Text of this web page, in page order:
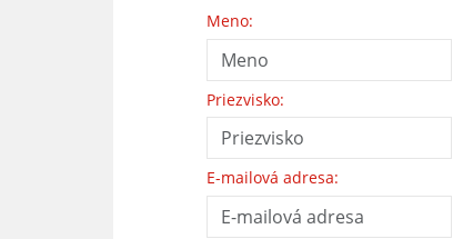
Meno:
Priezvisko:
E-mailová adresa: